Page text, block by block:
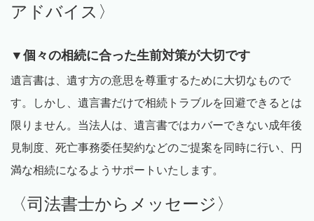
アドバイス〉
▼ 個々の相続に合った生前対策が大切です
遺言書は、遺す方の意思を尊重するために大切なもので
す。しかし、遺言書だけで相続トラブルを回避できるとは
限りません。当法人は、遺言書ではカバーできない成年後
見制度、死亡事務委任契約などのご提案を同時に行い、円
満な相続になるようサポートいたします。
〈司法書士からメッセージ〉